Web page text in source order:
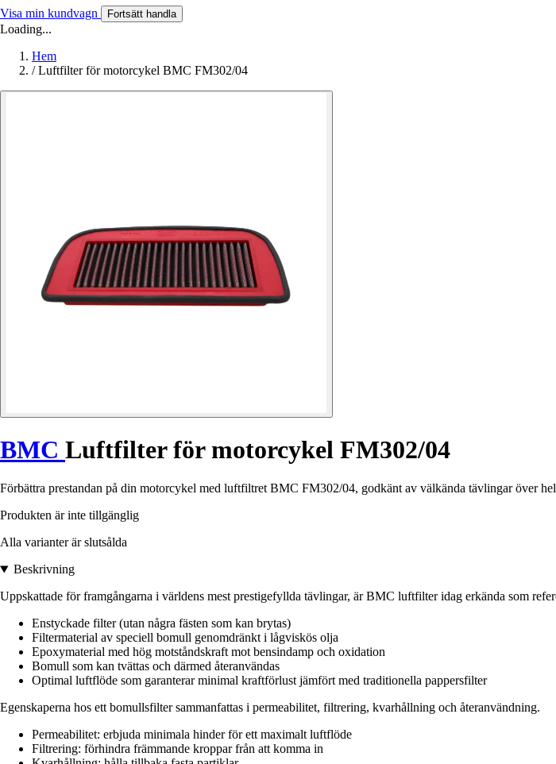
Visa min kundvagn Fortsätt handla
Loading...
Hem
/ Luftfilter för motorcykel BMC FM302/04
BMC Luftfilter för motorcykel FM302/04
Förbättra prestandan på din motorcykel med luftfiltret BMC FM302/04, godkänt av välkända tävlingar över
Produkten är inte tillgänglig
Alla varianter är slutsålda
Beskrivning
Uppskattade för framgångarna i världens mest prestigefyllda tävlingar, är BMC luftfilter idag erkända som
Enstyckade filter (utan några fästen som kan brytas)
Filtermaterial av speciell bomull genomdränkt i lågviskös olja
Epoxymaterial med hög motståndskraft mot bensindamp och oxidation
Bomull som kan tvättas och därmed återanvändas
Optimal luftflöde som garanterar minimal kraftförlust jämfört med traditionella pappersfilter
Egenskaperna hos ett bomullsfilter sammanfattas i permeabilitet, filtrering, kvarhållning och återanvändning.
Permeabilitet: erbjuda minimala hinder för ett maximalt luftflöde
Filtrering: förhindra främmande kroppar från att komma in